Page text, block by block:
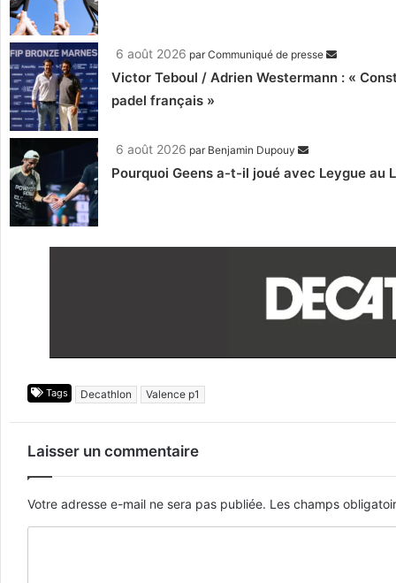
6 août 2026 parCommuniqué de presse
Victor Teboul / Adrien Westermann : «
padel français »
6 août 2026 par Benjamin Dupouy
Pourquoi Geens a-t-il joué avec Leygue au
Tags Decathlon Valence p1
Laisser un commentaire
Votre adresse e-mail ne sera pas publiée. Les champs